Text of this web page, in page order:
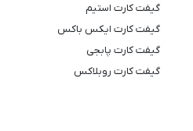
گیفت کارت استیم
گیفت کارت ایکس باکس
گیفت کارت پابجی
گیفت کارت روبلاکس